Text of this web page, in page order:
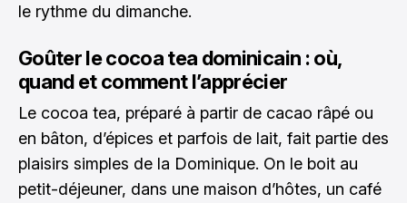
le rythme du dimanche.
Goûter le cocoa tea dominicain : où,
quand et comment l’apprécier
Le cocoa tea, préparé à partir de cacao râpé ou
en bâton, d’épices et parfois de lait, fait partie des
plaisirs simples de la Dominique. On le boit au
petit-déjeuner, dans une maison d’hôtes, un café